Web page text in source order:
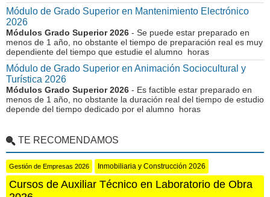
Módulo de Grado Superior en Mantenimiento Electrónico
2026
Módulos Grado Superior 2026 - Se puede estar preparado en
menos de 1 año, no obstante el tiempo de preparación real es muy
dependiente del tiempo que estudie el alumno horas
Módulo de Grado Superior en Animación Sociocultural y
Turística 2026
Módulos Grado Superior 2026 - Es factible estar preparado en
menos de 1 año, no obstante la duración real del tiempo de estudio
depende del tiempo dedicado por el alumno horas
TE RECOMENDAMOS
Gestión de Empresas 2026 Inmobiliaria y Construcción 2026
Cursos de Auxiliar Técnico en Laboratorio de Obra